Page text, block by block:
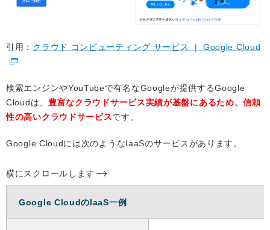
引用： クラウド コンピューティング サービス | Google Cloud
検索エンジンやYouTubeで有名なGoogleが提供するGoogle
Cloudは、 豊富なクラウドサービス実績が基盤にあるため、信頼
性の高いクラウドサービスです。
Google Cloudには次のようなIaaSのサービスがあります。
横にスクロールします
Google CloudのIaaS一例